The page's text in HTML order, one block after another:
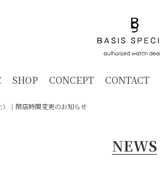
SHOP CONCEPT CONTACT
｜閉店時間変更のお知らせ
NEWS